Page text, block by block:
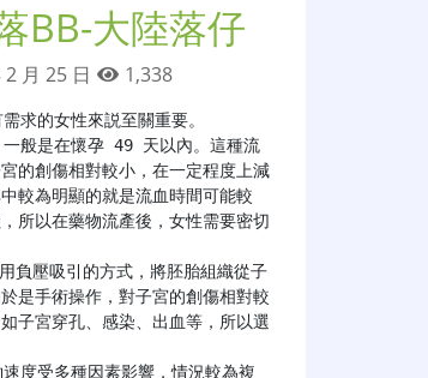
BB-大陸落仔
月 25 日 1,338
求的女性來説至關重要。
的創傷相對較小，在一定程度上減
較為明顯的就是流血時間可能較
所以在藥物流產後，女性需要密切
是手術操作，對子宮的創傷相對較
子宮穿孔、感染、出血等，所以選